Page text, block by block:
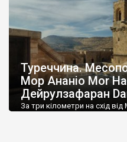
Туреччина.
Мор Ананіо Mor
Дейрулзафаран
За три кілометри на схід